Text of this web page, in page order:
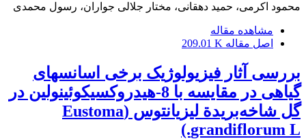
محمود اکرمی، حمید دهقانی، مختار جلالی جواران، رسول محمدی
مشاهده مقاله
اصل مقاله 209.01 K
بررسی آثار فیزیولوژیک برخی اسانس‏های
گیاهی در مقایسه با 8-‌هیدروکسی‏کوئینولین در
گل شاخه‌بریدة لیزیانتوس (Eustoma
grandiflorum L.)